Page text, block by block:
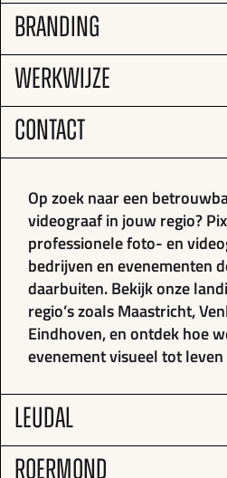
BRANDING
WERKWIJZE
CONTACT
LEUDAL
ROERMOND
Op zoek naar een
videograaf in jouw regio?
professionele foto- en
bedrijven en evenementen
daarbuiten. Bekijk onze
regio’s zoals Maastricht,
Eindhoven, en ontdek hoe
evenement visueel tot